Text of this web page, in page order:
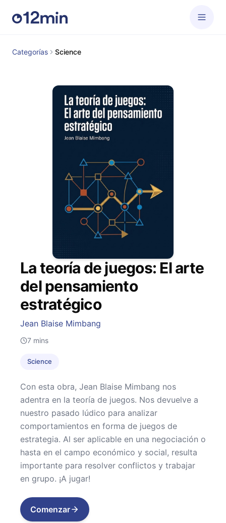
Categorías Science
La teoría de juegos: El arte
del pensamiento
estratégico
Jean Blaise Mimbang
7 mins
Science
Con esta obra, Jean Blaise Mimbang nos
adentra en la teoría de juegos. Nos devuelve a
nuestro pasado lúdico para analizar
comportamientos en forma de juegos de
estrategia. Al ser aplicable en una negociación o
hasta en el campo económico y social, resulta
importante para resolver conflictos y trabajar
en grupo. ¡A jugar!
Comenzar